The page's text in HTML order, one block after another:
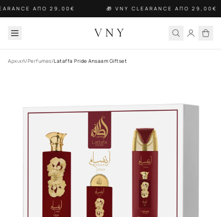
ΑΠΟ 29,00€ 🎁 VNY CLEARANCE ΑΠΟ 29,00€
VNY
Αρχική/Perfumes/Lataffa Pride Ansaam Giftset